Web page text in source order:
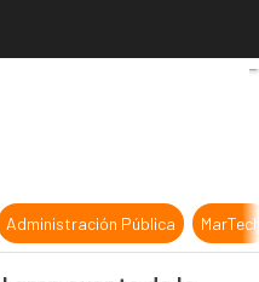
Conference, el gran
Administración Pública